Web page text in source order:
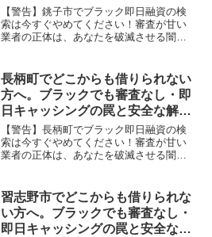
策
【警告】銚子市でブラック即日融資の検
索は今すぐやめてください！審査が甘い
業者の正体は、あなたを破滅させる闇金
市で違法業者を避け、借金地獄から抜け
出した方々の実体験と確実な解決策を完
全公開。
長柄町でどこからも借りられない
方へ。ブラックでも審査なし・即
日キャッシングの罠と安全な解決
策
【警告】長柄町でブラック即日融資の検
索は今すぐやめてください！審査が甘い
業者の正体は、あなたを破滅させる闇金
町で違法業者を避け、借金地獄から抜け
出した方々の実体験と確実な解決策を完
全公開。
習志野市でどこからも借りられな
い方へ。ブラックでも審査なし・
即日キャッシングの罠と安全な解